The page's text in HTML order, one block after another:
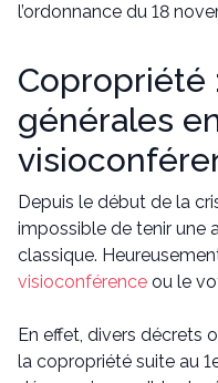
l’ordonnance du 18
Copropriété
générales
Depuis le début de la
impossible de tenir une
classique.
visioconférence ou le
En effet, divers décrets
la copropriété suite au